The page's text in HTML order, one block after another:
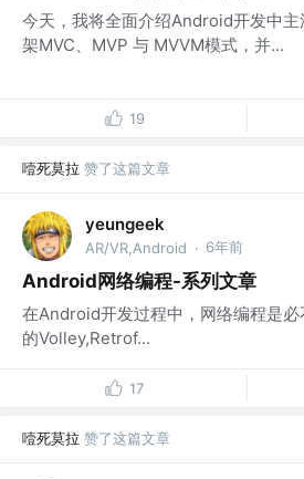
今天，我将全面介绍Android开发中主
架MVC、MVP 与 MVVM模式，并...
19
噎死莫拉 赞了这篇文章
yeungeek
AR/VR,Android · 6年前
Android网络编程-系列文章
在Android开发过程中，网络编程是
的Volley,Retrof...
17
噎死莫拉 赞了这篇文章